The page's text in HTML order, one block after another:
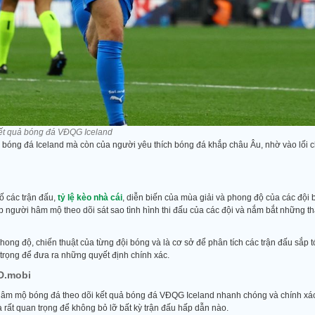
quả bóng đá VĐQG Iceland
đá Iceland mà còn của người yêu thích bóng đá khắp châu Âu, nhờ vào lối
các trận đấu, tỷ lệ kèo nhà cái, diễn biến của mùa giải và phong độ của các đội
hâm mộ theo dõi sát sao tình hình thi đấu của các đội và nắm bắt những
độ, chiến thuật của từng đội bóng và là cơ sở để phân tích các trận đấu sắp
để đưa ra những quyết định chính xác.
mộ bóng đá theo dõi kết quả bóng đá VĐQG Iceland nhanh chóng và chính
quan trọng để không bỏ lỡ bất kỳ trận đấu hấp dẫn nào.